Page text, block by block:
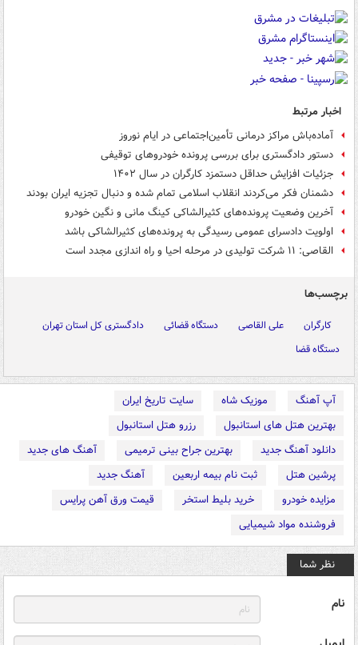
اخبار مرتبط
آماده‌باش مراکز درمانی تأمین‌اجتماعی در ایام نوروز
دستور دادگستری برای بررسی پرونده خودروهای توقیفی
جزئیات افزایش حداقل دستمزد کارگران در سال ۱۴۰۲
دشمنان فکر می‌کردند انقلاب اسلامی تمام شده و دنبال تجزیه ایران بودند
آخرین وضعیت پرونده‌های کثیرالشاکی کینگ مانی و نگین خودرو
اولویت دادسرای عمومی رسیدگی به پرونده‌های کثیرالشاکی باشد
القاصی: ۱۱ شرکت تولیدی در مرحله احیا و راه اندازی مجدد است
برچسب‌ها
کارگران علی القاصی دستگاه قضائی
دادگستری کل استان تهران
دستگاه قضا
آپ آهنگ موزیک شاه
سایت تاریخ ایران
بهترین هتل های استانبول
رزرو هتل استانبول
دانلود آهنگ جدید
بهترین جراح بینی ترمیمی
آهنگ های جدید
پرشین هتل
ثبت نام بیمه اربعین
آهنگ جدید
مزایده خودرو
خرید بلیط استخر
قیمت ورق آهن پرایس
فروشنده مواد شیمیایی
نظر شما
نام